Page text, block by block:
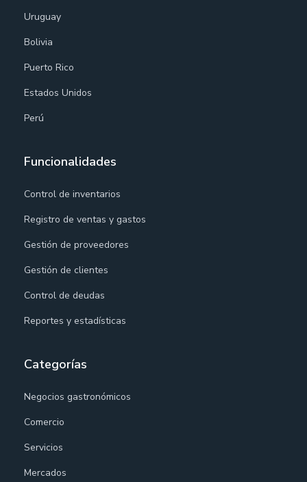
Uruguay
Bolivia
Puerto Rico
Estados Unidos
Perú
Funcionalidades
Control de inventarios
Registro de ventas y gastos
Gestión de proveedores
Gestión de clientes
Control de deudas
Reportes y estadísticas
Categorías
Negocios gastronómicos
Comercio
Servicios
Mercados